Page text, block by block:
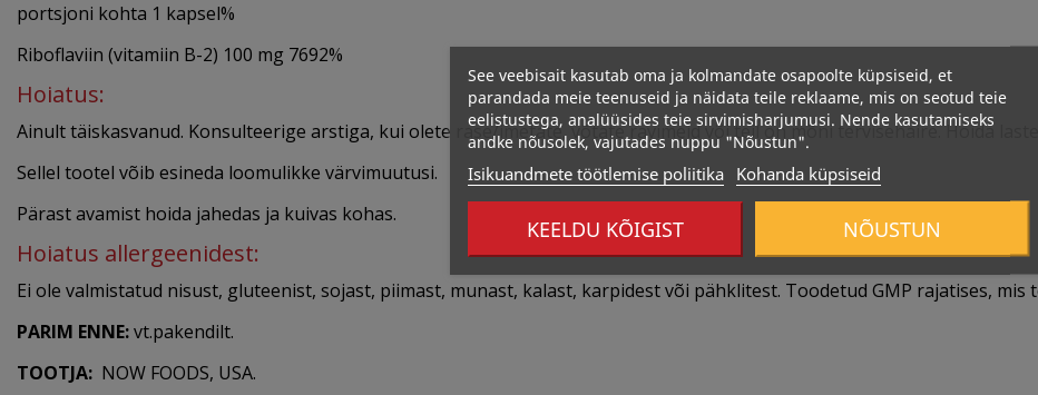
portsjoni kohta 1 kapsel%
Riboflaviin (vitamiin B-2) 100 mg 7692%
Hoiatus:
Ainult täiskasvanud. Konsulteerige arstiga, kui olete rase/imetate, võtate ravimeid või teil on mõni tervisehäire. Hoida
Sellel tootel võib esineda loomulikke värvimuutusi.
Pärast avamist hoida jahedas ja kuivas kohas.
Hoiatus allergeenidest:
Ei ole valmistatud nisust, gluteenist, sojast, piimast, munast, kalast, karpidest või pähklitest. Toodetud GMP rajatises,
PARIM ENNE:vt.pakendilt.
TOOTJA: NOW FOODS, USA.
See veebisait kasutab oma ja kolmandate osapoolte küpsiseid, et
parandada meie teenuseid ja näidata teile reklaame, mis on seotud teie
eelistustega, analüüsides teie sirvimisharjumusi. Nende kasutamiseks
andke nõusolek, vajutades nuppu "Nõustun".
Isikuandmete töötlemise poliitika Kohanda küpsiseid
KEELDU KÕIGIST NÕUSTUN